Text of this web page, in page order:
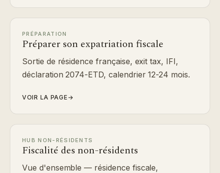
PRÉPARATION
Préparer son expatriation fiscale
Sortie de résidence française, exit tax, IFI,
déclaration 2074-ETD, calendrier 12-24 mois.
VOIR LA PAGE→
HUB NON-RÉSIDENTS
Fiscalité des non-résidents
Vue d'ensemble — résidence fiscale,